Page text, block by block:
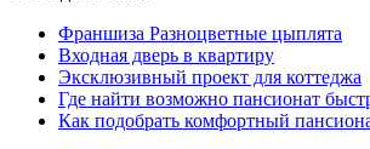
Франшиза Разноцветные цыплята
Входная дверь в квартиру
Эксклюзивный проект для коттеджа
Где найти возможно пансионат
Как подобрать комфортный